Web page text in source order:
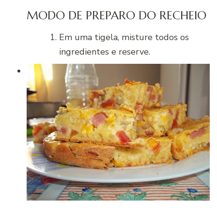
MODO DE PREPARO DO RECHEIO
Em uma tigela, misture todos os
ingredientes e reserve.